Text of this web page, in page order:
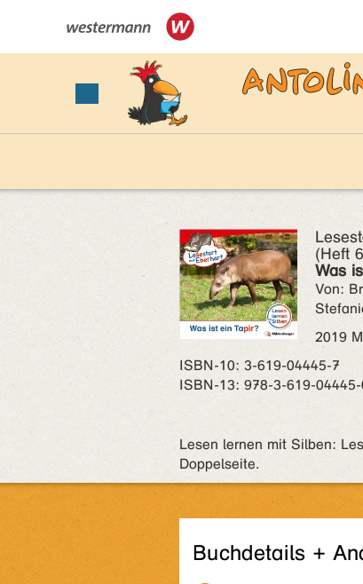
(Heft
Was
Von:
2019
ISBN‑10: 3-619-04445-7
ISBN‑13: 978-3-619-
Lesen lernen mit Silben:
Doppelseite.
Buchdetails +